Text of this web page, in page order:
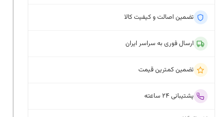
تضمین اصالت و کیفیت کالا
ارسال فوری به سراسر ایران
تضمین کمترین قیمت
پشتیبانی ۲۴ ساعته